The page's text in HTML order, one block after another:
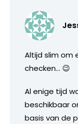
Altijd slim om
checken… 😉
Al enige tijd
beschikbaar
basis van de